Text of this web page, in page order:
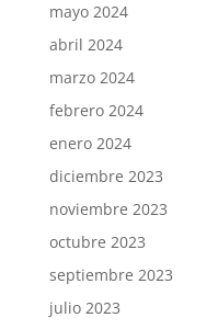
mayo 2024
abril 2024
marzo 2024
febrero 2024
enero 2024
diciembre 2023
noviembre 2023
octubre 2023
septiembre 2023
julio 2023